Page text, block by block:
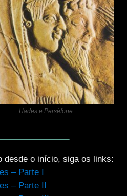
Hades e Perséfone
desde o início, siga os links:
– Parte I
– Parte II